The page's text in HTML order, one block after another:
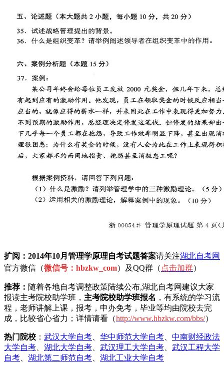
扩阅：2014年10月管理学原理自考试题答案请关注湖北自考网
官方微信（微信号：hbzkw_com）及QQ群（ 点击加群）
推荐： 随着各地自考调整政策陆续公布,湖北自考网建议大家
报读主考院校助学班， 主考院校助学班报名 ，有系统的学习流
程，老师讲解上课，报考，申办免考，毕业等均由院校去完
成，比较省心省力；详情请看（http://www.hbzkw.com/bbs/）
热门院校 ： 武汉大学自考 华中师范大学自考
中南财经政法
大学自考
湖北大学自考 武汉理工大学自考
武汉工程大学
自考
湖北第二师范自考 湖北工业大学自考